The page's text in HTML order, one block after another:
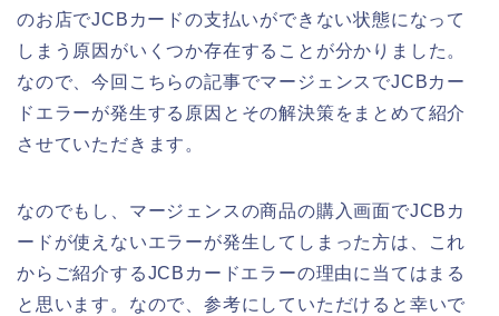
のお店でJCBカードの支払いができない状態になって
しまう原因がいくつか存在することが分かりました。
なので、今回こちらの記事でマージェンスでJCBカー
ドエラーが発生する原因とその解決策をまとめて紹介
させていただきます。
なのでもし、マージェンスの商品の購入画面でJCBカ
ードが使えないエラーが発生してしまった方は、これ
からご紹介するJCBカードエラーの理由に当てはまる
と思います。なので、参考にしていただけると幸いで